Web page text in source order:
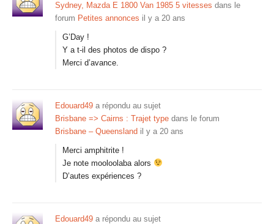
Sydney, Mazda E 1800 Van 1985 5 vitesses dans le
forum Petites annonces il y a 20 ans
G’Day !
Y a t-il des photos de dispo ?
Merci d’avance.
Edouard49 a répondu au sujet
Brisbane => Cairns : Trajet type dans le forum
Brisbane – Queensland il y a 20 ans
Merci amphitrite !
Je note mooloolaba alors
D’autes expériences ?
Edouard49 a répondu au sujet